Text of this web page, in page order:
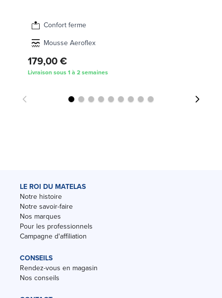
Confort ferme
Mousse Aeroflex
179,00 €
Livraison sous 1 à 2 semaines
LE ROI DU MATELAS
Notre histoire
Notre savoir-faire
Nos marques
Pour les professionnels
Campagne d'affiliation
CONSEILS
Rendez-vous en magasin
Nos conseils